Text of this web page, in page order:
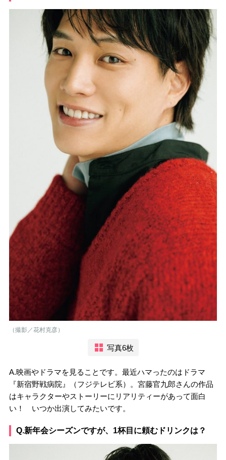
（撮影／花村克彦）
写真6枚
A.映画やドラマを見ることです。最近ハマったのはドラマ
『新宿野戦病院』（フジテレビ系）。宮藤官九郎さんの作品
はキャラクターやストーリーにリアリティーがあって面白
い！ いつか出演してみたいです。
Q.新年会シーズンですが、1杯目に頼むドリンクは？